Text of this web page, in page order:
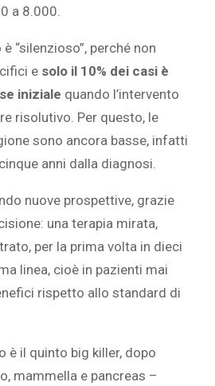
a 8.000.
“silenzioso”, perché non
e solo il 10% dei casi è
iniziale quando l’intervento
risolutivo. Per questo, le
sono ancora basse, infatti
anni dalla diagnosi.
nuove prospettive, grazie
una terapia mirata,
per la prima volta in dieci
linea, cioè in pazienti mai
rispetto allo standard di
è il quinto big killer, dopo
mammella e pancreas –